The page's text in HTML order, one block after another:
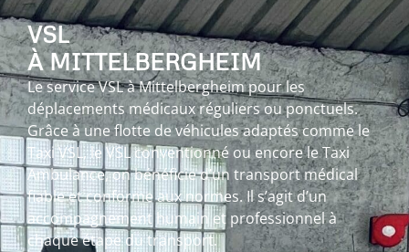
VSL
À MITTELBERGHEIM
Le service VSL à Mittelbergheim pour les
déplacements médicaux réguliers ou ponctuels.
Grâce à une flotte de véhicules adaptés comme le
Taxi VSL, le VSL conventionné ou encore le Taxi
Ambulance, on bénéficie d’un transport médical
fiable et conforme aux normes. Il s’agit d’un
accompagnement humain et professionnel à
chaque étape du transport.